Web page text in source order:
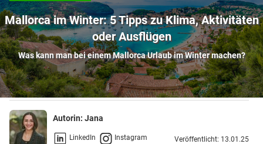
KREDITKARTEN
ESIM
REISEBLOG
Mallorca im Winter: 5 Tipps zu Klima, Aktivitäten
oder Ausflügen
Was kann man bei einem Mallorca Urlaub im Winter machen?
Autorin: Jana
LinkedIn Instagram Veröffentlicht: 13.01.25